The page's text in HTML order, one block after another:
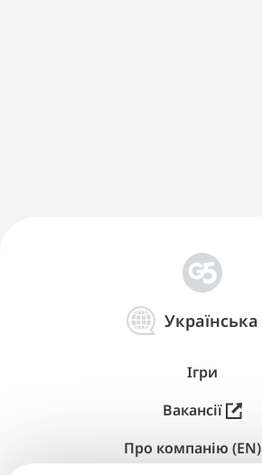
Українська
体
中
Ігри
Вакансії
Про компанію (EN)